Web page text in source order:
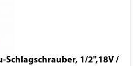
Schlagschrauber, 1/2",18V /